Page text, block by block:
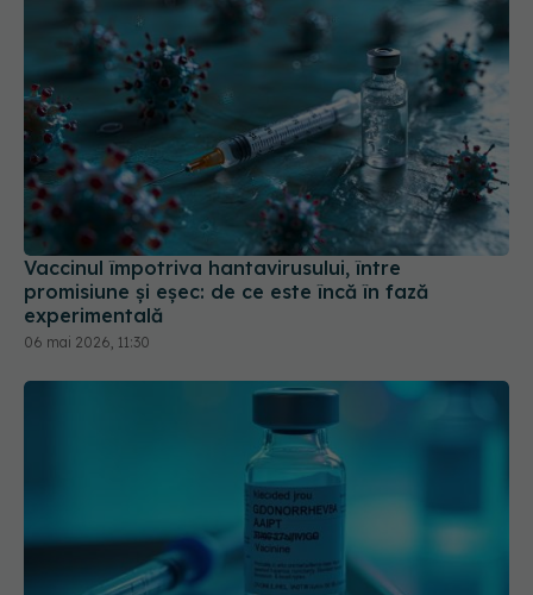
Vaccinul împotriva hantavirusului, între
promisiune și eșec: de ce este încă în fază
experimentală
06 mai 2026, 11:30